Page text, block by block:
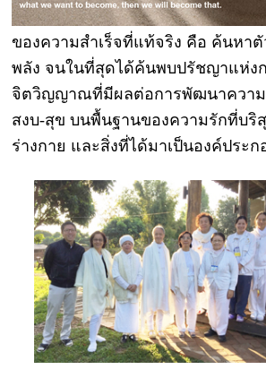
ของความสำเร็จที่แท้จริง คือ ค้นห
พลัง จนในที่สุดได้ค้นพบปรัชญาแห่ง
จิตวิญญาณที่มีผลต่อการพัฒนาความ
สงบ-สุข บนพื้นฐานของความรักที่บ
ร่างกาย และสิ่งที่ได้มาเป็นองค์ประ